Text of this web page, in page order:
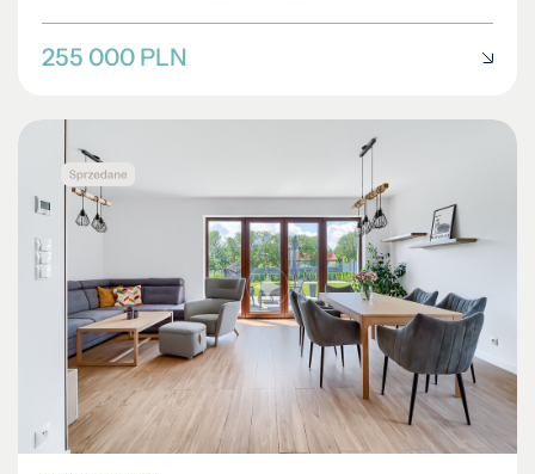
255 000 PLN